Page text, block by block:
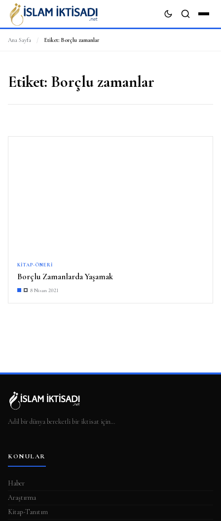
Ana Sayfa / Etiket: Borçlu zamanlar
Etiket: Borçlu zamanlar
KITAP-ÖNERI
Borçlu Zamanlarda Yaşamak
8 Nisan 2021
Adil bir dünya bereketli bir iktisat için…
KONULAR
Haber
Araştırma
Kitap-Tanıtım